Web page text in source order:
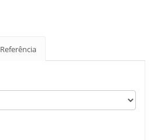
Referência